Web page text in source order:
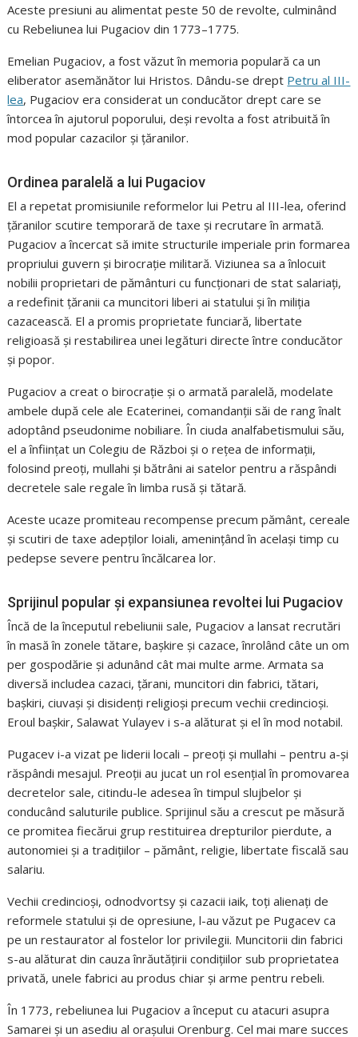
Aceste presiuni au alimentat peste 50 de revolte, culminând
cu Rebeliunea lui Pugaciov din 1773–1775.
Emelian Pugaciov, a fost văzut în memoria populară ca un
eliberator asemănător lui Hristos. Dându-se drept Petru al III-
lea, Pugaciov era considerat un conducător drept care se
întorcea în ajutorul poporului, deși revolta a fost atribuită în
mod popular cazacilor și țăranilor.
Ordinea paralelă a lui Pugaciov
El a repetat promisiunile reformelor lui Petru al III-lea, oferind
țăranilor scutire temporară de taxe și recrutare în armată.
Pugaciov a încercat să imite structurile imperiale prin formarea
propriului guvern și birocrație militară. Viziunea sa a înlocuit
nobilii proprietari de pământuri cu funcționari de stat salariați,
a redefinit țăranii ca muncitori liberi ai statului și în miliția
cazacească. El a promis proprietate funciară, libertate
religioasă și restabilirea unei legături directe între conducător
și popor.
Pugaciov a creat o birocrație și o armată paralelă, modelate
ambele după cele ale Ecaterinei, comandanții săi de rang înalt
adoptând pseudonime nobiliare. În ciuda analfabetismului său,
el a înființat un Colegiu de Război și o rețea de informații,
folosind preoți, mullahi și bătrâni ai satelor pentru a răspândi
decretele sale regale în limba rusă și tătară.
Aceste ucaze promiteau recompense precum pământ, cereale
și scutiri de taxe adepților loiali, amenințând în același timp cu
pedepse severe pentru încălcarea lor.
Sprijinul popular și expansiunea revoltei lui Pugaciov
Încă de la începutul rebeliunii sale, Pugaciov a lansat recrutări
în masă în zonele tătare, bașkire și cazace, înrolând câte un om
per gospodărie și adunând cât mai multe arme. Armata sa
diversă includea cazaci, țărani, muncitori din fabrici, tătari,
bașkiri, ciuvași și disidenți religioși precum vechii credincioși.
Eroul bașkir, Salawat Yulayev i s-a alăturat și el în mod notabil.
Pugacev i-a vizat pe liderii locali – preoți și mullahi – pentru a-și
răspândi mesajul. Preoții au jucat un rol esențial în promovarea
decretelor sale, citindu-le adesea în timpul slujbelor și
conducând saluturile publice. Sprijinul său a crescut pe măsură
ce promitea fiecărui grup restituirea drepturilor pierdute, a
autonomiei și a tradițiilor – pământ, religie, libertate fiscală sau
salariu.
Vechii credincioși, odnodvortsy și cazacii iaik, toți alienați de
reformele statului și de opresiune, l-au văzut pe Pugacev ca
pe un restaurator al fostelor lor privilegii. Muncitorii din fabrici
s-au alăturat din cauza înrăutățirii condițiilor sub proprietatea
privată, unele fabrici au produs chiar și arme pentru rebeli.
În 1773, rebeliunea lui Pugaciov a început cu atacuri asupra
Samarei și un asediu al orașului Orenburg. Cel mai mare succes